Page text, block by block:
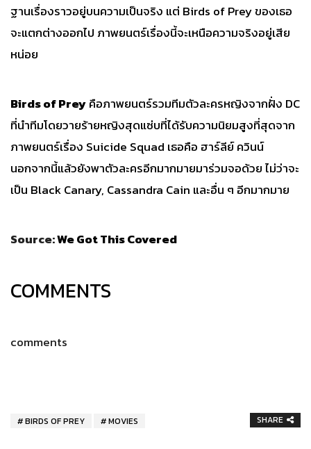
ฐานเรื่องราวอยู่บนความเป็นจริง แต่ Birds of Prey ของเธอ
จะแตกต่างออกไป ภาพยนตร์เรื่องนี้จะเหนือความจริงอยู่เสีย
หน่อย
Birds of Preyคือภาพยนตร์รวมทีมตัวละครหญิงจากฝั่ง DC
ที่นำทีมโดยวายร้ายหญิงสุดแซ่บที่ได้รับความนิยมสูงที่สุดจาก
ภาพยนตร์เรื่อง Suicide Squad เธอคือ ฮาร์ลีย์ ควินน์
นอกจากนี้แล้วยังพาตัวละครอีกมากมายมาร่วมจอด้วย ไม่ว่าจะ
เป็น Black Canary, Cassandra Cain และอื่น ๆ อีกมากมาย
Source:We Got This Covered
COMMENTS
comments
BIRDS OF PREY MOVIES SHARE